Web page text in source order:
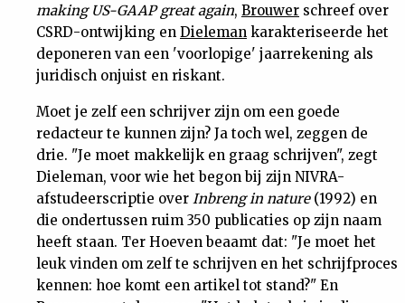
making US-GAAP great again, Brouwer schreef over
CSRD-ontwijking en Dieleman karakteriseerde het
deponeren van een 'voorlopige' jaarrekening als
juridisch onjuist en riskant.
Moet je zelf een schrijver zijn om een goede
redacteur te kunnen zijn? Ja toch wel, zeggen de
drie. "Je moet makkelijk en graag schrijven", zegt
Dieleman, voor wie het begon bij zijn NIVRA-
afstudeerscriptie over Inbreng in nature(1992) en
die ondertussen ruim 350 publicaties op zijn naam
heeft staan. Ter Hoeven beaamt dat: "Je moet het
leuk vinden om zelf te schrijven en het schrijfproces
kennen: hoe komt een artikel tot stand?" En